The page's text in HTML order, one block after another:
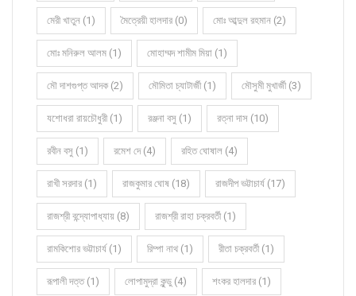
মেরী খাতুন (1) মৈত্রেয়ী হালদার (0) মোঃ আব্দুল রহমান (2)
মোঃ মনিরুল আলম (1) মোহাম্মদ শামীম মিয়া (1)
মৌ দাশগুপ্ত আদক (2) মৌমিতা চ্যাটার্জী (1) মৌসুমী মুখার্জী (3)
যশোধরা রায়চৌধুরী (1) রঞ্জনা বসু (1) রত্না দাস (10)
রবীন বসু (1) রমেশ দে (4) রহিত ঘোষাল (4)
রাখী সরদার (1) রাজকুমার ঘোষ (18) রাজদীপ ভট্টাচার্য (17)
রাজশ্রী বন্দ্যোপাধ্যায় (8) রাজশ্রী রাহা চক্রবর্তী (1)
রামকিশোর ভট্টাচার্য (1) রিম্পা নাথ (1) রীতা চক্রবর্তী (1)
রূপালী দত্ত (1) লোপামুদ্রা কুন্ডু (4) শংকর হালদার (1)